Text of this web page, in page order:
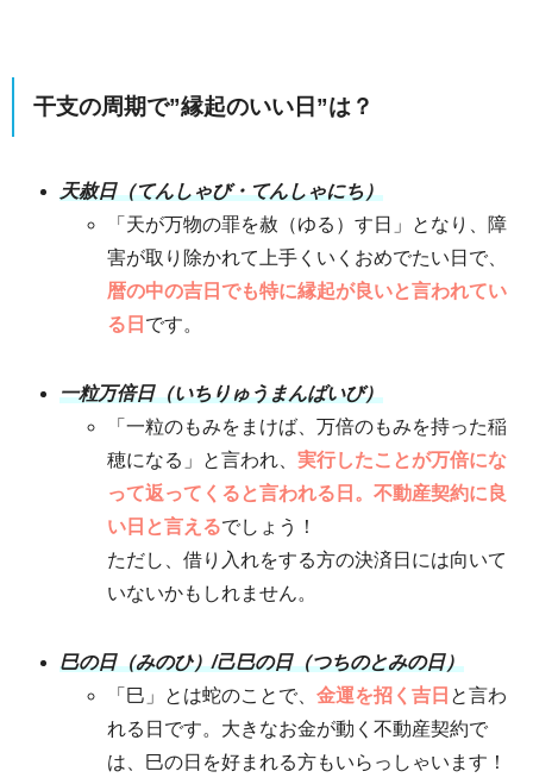
干支の周期で”縁起のいい日”は？
天赦日（てんしゃび・てんしゃにち）
「天が万物の罪を赦（ゆる）す日」となり、障
害が取り除かれて上手くいくおめでたい日で、
暦の中の吉日でも特に縁起が良いと言われてい
る日 です。
一粒万倍日（いちりゅうまんばいび）
「一粒のもみをまけば、万倍のもみを持った稲
穂になる」と言われ、 実行したことが万倍にな
って返ってくると言われる日。不動産契約に良
い日と言えるでしょう！
ただし、借り入れをする方の決済日には向いて
いないかもしれません。
巳の日（みのひ）/己巳の日（つちのとみの日）
「巳」とは蛇のことで、 金運を招く吉日 と言わ
れる日です。大きなお金が動く不動産契約で
は、巳の日を好まれる方もいらっしゃいます！